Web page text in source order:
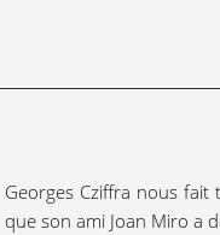
Georges Cziffra nous fait
que son ami Joan Miro a